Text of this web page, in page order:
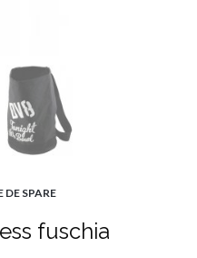
DE SPARE
fuschia